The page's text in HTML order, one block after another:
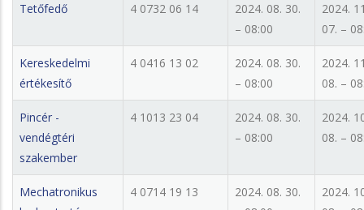
Tetőfedő 4 0732 06 14
2024. 08. 30.
– 08:00
2024.
07. –
Kereskedelmi
értékesítő
4 0416 13 02
2024. 08. 30.
– 08:00
2024.
08. –
Pincér -
vendégtéri
szakember
4 1013 23 04
2024. 08. 30.
– 08:00
2024.
08. –
Mechatronikus
4 0714 19 13
2024. 08. 30.
2024.